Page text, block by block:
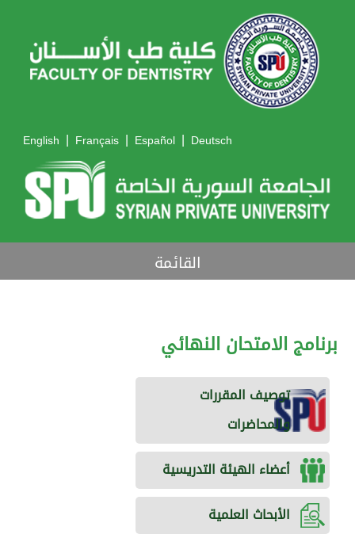
English | Français | Español | Deutsch
القائمة
برنامج الامتحان النهائي
توصيف المقررات
والمحاضرات
أعضاء الهيئة التدريسية
الأبحاث العلمية